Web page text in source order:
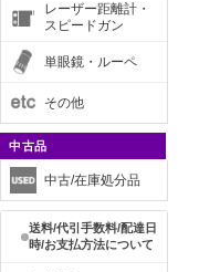
レーザー距離計・
スピードガン
単眼鏡・ルーペ
その他
中古品
中古/在庫処分品
送料/代引手数料/配達日
時/お支払方法について